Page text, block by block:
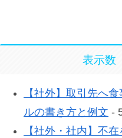
表示数
【社外】取引先へ
ルの書き方と例文 -
【社外・社内】不